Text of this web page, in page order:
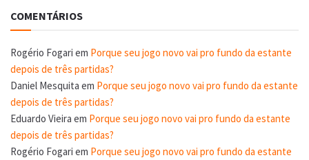
COMENTÁRIOS
Rogério Fogari em Porque seu jogo novo vai pro fundo da estante
depois de três partidas?
Daniel Mesquita em Porque seu jogo novo vai pro fundo da estante
depois de três partidas?
Eduardo Vieira em Porque seu jogo novo vai pro fundo da estante
depois de três partidas?
Rogério Fogari em Porque seu jogo novo vai pro fundo da estante